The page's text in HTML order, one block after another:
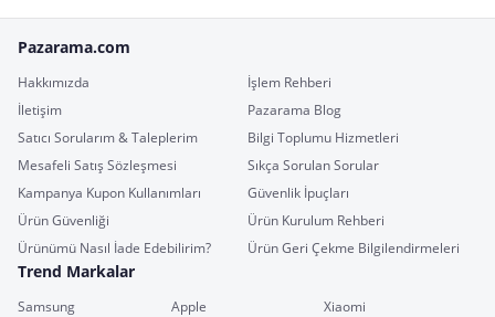
Pazarama.com
Hakkımızda
İşlem Rehberi
İletişim
Pazarama Blog
Satıcı Sorularım & Taleplerim
Bilgi Toplumu Hizmetleri
Mesafeli Satış Sözleşmesi
Sıkça Sorulan Sorular
Kampanya Kupon Kullanımları
Güvenlik İpuçları
Ürün Güvenliği
Ürün Kurulum Rehberi
Ürünümü Nasıl İade Edebilirim?
Ürün Geri Çekme Bilgilendirmeleri
Trend Markalar
Samsung Apple
Xiaomi